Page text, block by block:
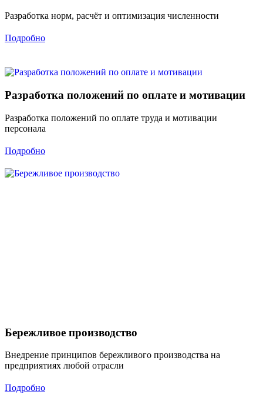
Разработка норм, расчёт и оптимизация численности
Подробно
Разработка положений по оплате и мотивации
Разработка положений по оплате труда и мотивации
персонала
Подробно
Бережливое производство
Внедрение принципов бережливого производства на
предприятиях любой отрасли
Подробно